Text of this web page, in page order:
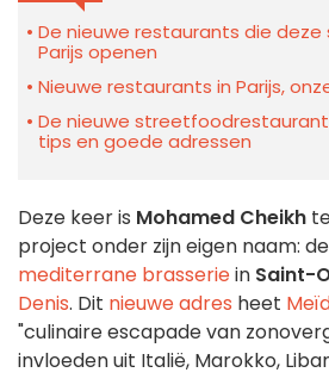
De nieuwe restaurants die deze
Parijs openen
Nieuwe restaurants in Parijs,
De nieuwe
tips en goede adressen
Deze keer is Mohamed Cheikh
project onder zijn eigen naam:
mediterrane brasseriein Saint-
Denis. Dit nieuwe adres heet
"culinaire escapade van
invloeden uit Italië, Marokko,